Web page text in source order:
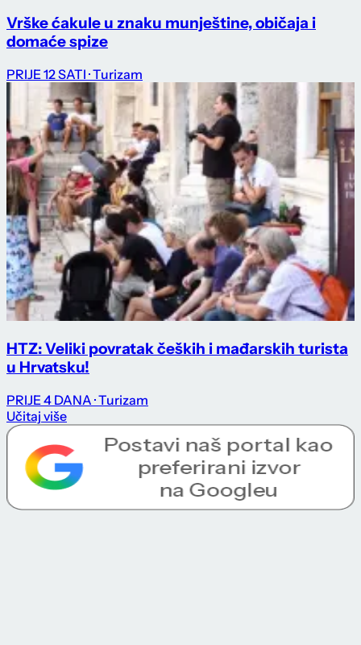
Vrške ćakule u znaku munještine, običaja i
domaće spize
PRIJE 12 SATI · Turizam
HTZ: Veliki povratak čeških i mađarskih turista
u Hrvatsku!
PRIJE 4 DANA · Turizam
Učitaj više